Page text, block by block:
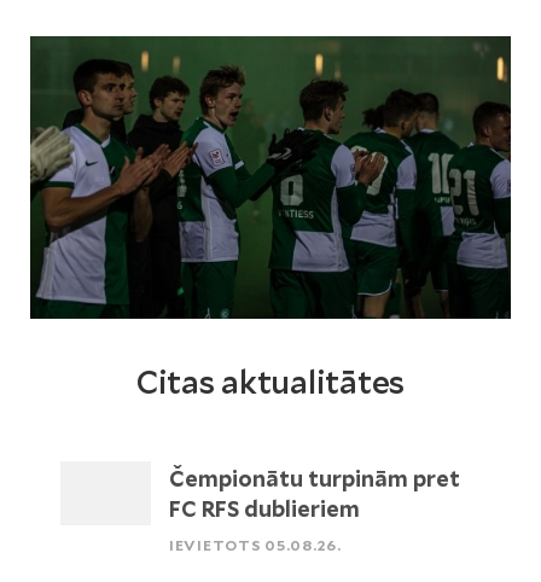
Citas aktualitātes
Čempionātu turpinām pret
FC RFS dublieriem
IEVIETOTS 05.08.26.